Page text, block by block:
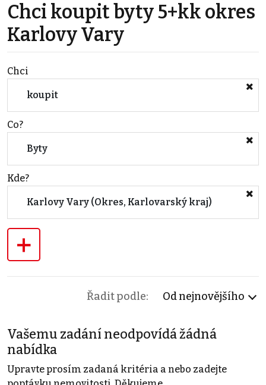
Chci koupit byty 5+kk okres
Karlovy Vary
Chci
koupit
Co?
Byty
Kde?
Karlovy Vary (Okres, Karlovarský kraj)
+
Řadit podle: Od nejnovějšího
Vašemu zadání neodpovídá žádná
nabídka
Upravte prosím zadaná kritéria a nebo zadejte